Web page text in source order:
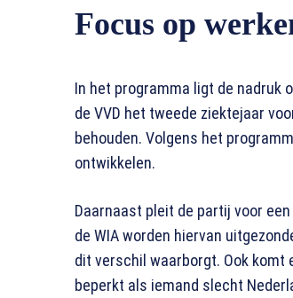
Focus op
In het programma ligt de nadruk
de VVD het tweede ziektejaar
behouden. Volgens het
ontwikkelen.
Daarnaast pleit de partij voor
de WIA worden hiervan
dit verschil waarborgt. Ook
beperkt als iemand slecht